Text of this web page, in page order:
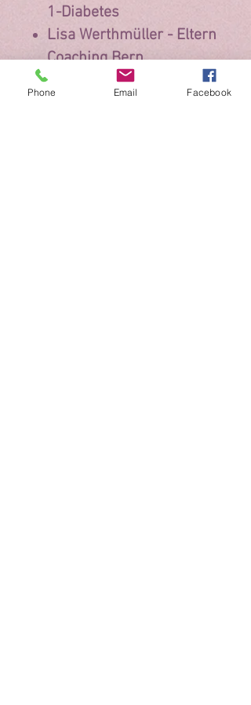
1-Diabetes
Lisa Werthmüller - Eltern
Coaching Bern
Phone Email Facebook